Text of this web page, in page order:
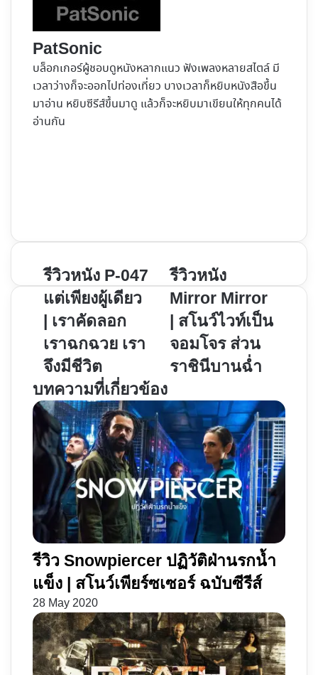
PatSonic
บล็อกเกอร์ผู้ชอบดูหนังหลากแนว ฟังเพลงหลายสไตล์ มี
เวลาว่างก็จะออกไปท่องเที่ยว บางเวลาก็หยิบหนังสือขึ้น
มาอ่าน หยิบซีรีส์ขึ้นมาดู แล้วก็จะหยิบมาเขียนให้ทุกคนได้
อ่านกัน
รีวิว
หนัง
P-
047
แต่
เพียง
เดียว
|
เรา
คัด
ลอก
เรา
ฉกฉวย
เรา
มี
ชีวิต
รีวิวหนัง P-047
แต่เพียงผู้เดียว
| เราคัดลอก
เราฉกฉวย เรา
จึงมีชีวิต
รีวิว
หนัง
Mirror
Mirror
|
ส
ไวท์
เป็น
จอม
โจร
ส่วน
ราชินี
บาน
ฉ่ำ
รีวิวหนัง
Mirror Mirror
| สโนว์ไวท์เป็น
จอมโจร ส่วน
ราชินีบานฉ่ำ
บทความที่เกี่ยวข้อง
รีวิว Snowpiercer ปฏิวัติฝ่านรกน้ำ
แข็ง | สโนว์เพียร์ซเซอร์ ฉบับซีรีส์
28 May 2020